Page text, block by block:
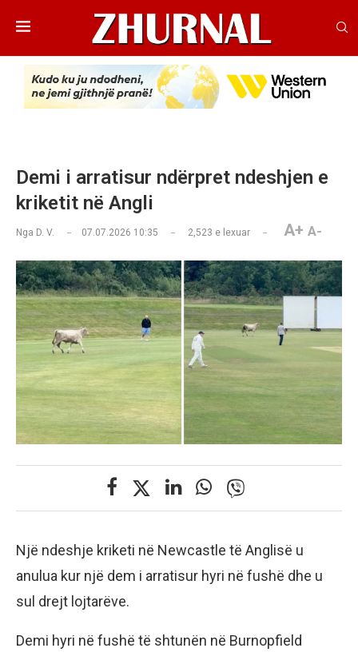
Demi i arratisur ndërpret ndeshjen e
kriketit në Angli
Nga D. V. 07.07.2026 10:35 2,523 e lexuar A+ A-
Një ndeshje kriketi në Newcastle të Anglisë u
anulua kur një dem i arratisur hyri në fushë dhe u
sul drejt lojtarëve.
Demi hyri në fushë të shtunën në Burnopfield